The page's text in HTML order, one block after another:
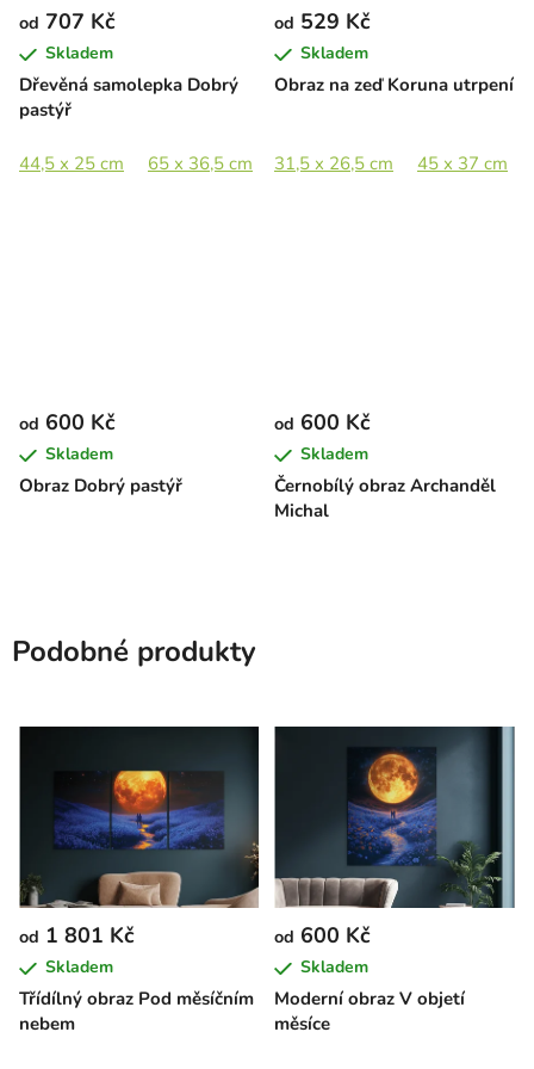
Dřevěná samolepka Dobrý
pastýř
od 707 Kč
Skladem
44,5 x 25 cm 65 x 36,5 cm 89 x 50 cm
Obraz na zeď Koruna utrpení
od 529 Kč
Skladem
31,5 x 26,5 cm 45 x 37 cm
Obraz Dobrý pastýř
od 600 Kč
Skladem
Černobílý obraz Archanděl
Michal
od 600 Kč
Skladem
Podobné produkty
Třídílný obraz Pod měsíčním
nebem
od 1 801 Kč
Skladem
Moderní obraz V objetí
měsíce
od 600 Kč
Skladem